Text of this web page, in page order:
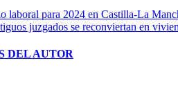
laboral para 2024 en Castilla-La
juzgados se reconviertan en
DEL AUTOR